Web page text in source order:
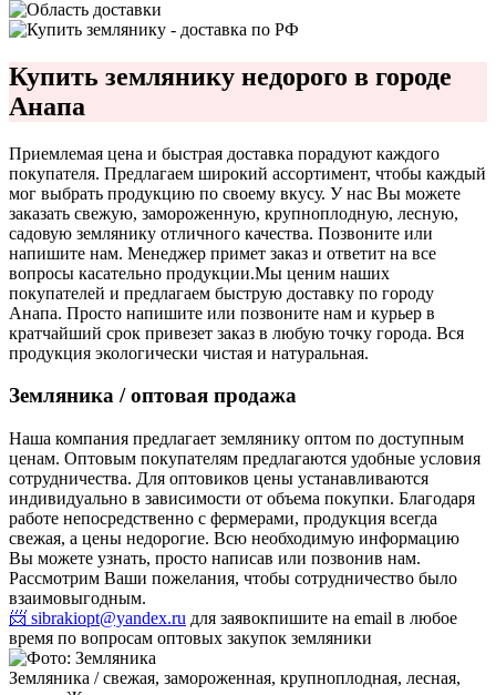
Купить землянику недорого в городе
Анапа
Приемлемая цена и быстрая доставка порадуют каждого
покупателя. Предлагаем широкий ассортимент, чтобы каждый
мог выбрать продукцию по своему вкусу. У нас Вы можете
заказать свежую, замороженную, крупноплодную, лесную,
садовую землянику отличного качества. Позвоните или
напишите нам. Менеджер примет заказ и ответит на все
вопросы касательно продукции.Мы ценим наших
покупателей и предлагаем быструю доставку по городу
Анапа. Просто напишите или позвоните нам и курьер в
кратчайший срок привезет заказ в любую точку города. Вся
продукция экологически чистая и натуральная.
Земляника / оптовая продажа
Наша компания предлагает землянику оптом по доступным
ценам. Оптовым покупателям предлагаются удобные условия
сотрудничества. Для оптовиков цены устанавливаются
индивидуально в зависимости от объема покупки. Благодаря
работе непосредственно с фермерами, продукция всегда
свежая, а цены недорогие. Всю необходимую информацию
Вы можете узнать, просто написав или позвонив нам.
Рассмотрим Ваши пожелания, чтобы сотрудничество было
взаимовыгодным.
📨 sibrakiopt@yandex.ru для заявокпишите на email в любое
время по вопросам оптовых закупок земляники
Земляника / свежая, замороженная, крупноплодная, лесная,